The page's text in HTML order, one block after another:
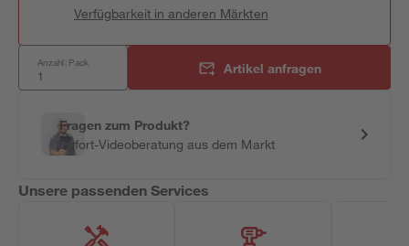
Verfügbarkeit in anderen Märkten
Anzahl: Pack Artikel anfragen
Fragen zum Produkt?
Sofort-Videoberatung aus dem Markt
Unsere passenden Services